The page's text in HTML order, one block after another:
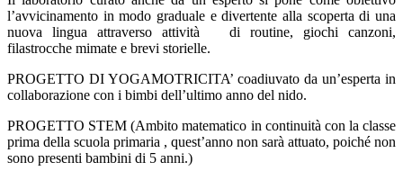
l’avvicinamento in modo graduale e divertente alla scoperta di una
nuova lingua attraverso attività
di routine, giochi canzoni,
filastrocche mimate e brevi storielle.
PROGETTO DI YOGAMOTRICITA’ coadiuvato da un’esperta in
collaborazione con i bimbi dell’ultimo anno del nido.
PROGETTO STEM (Ambito matematico in continuità con la classe
prima della scuola primaria , quest’anno non sarà attuato, poiché non
sono presenti bambini di 5 anni.)